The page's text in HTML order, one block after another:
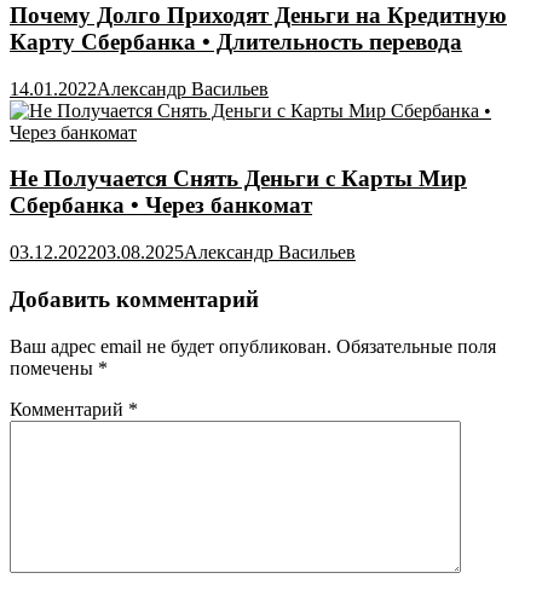
Почему Долго Приходят Деньги на Кредитную
Карту Сбербанка • Длительность перевода
14.01.2022Александр Васильев
Не Получается Снять Деньги с Карты Мир
Сбербанка • Через банкомат
03.12.202203.08.2025Александр Васильев
Добавить комментарий
Ваш адрес email не будет опубликован. Обязательные поля
помечены *
Комментарий *